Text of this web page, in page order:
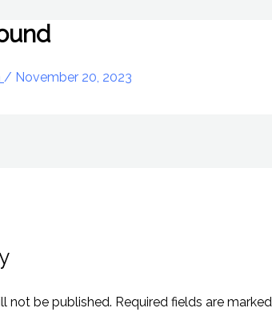
/ November 20, 2023
not be published. Required fields are marked